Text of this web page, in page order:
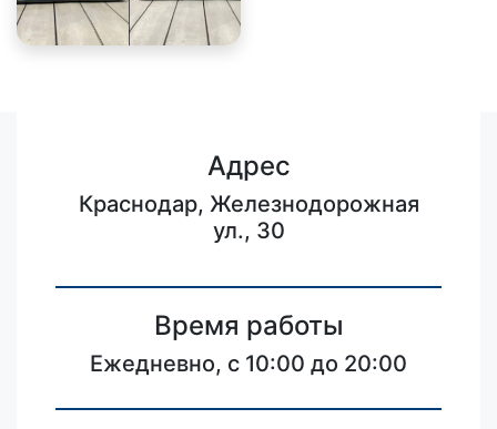
Адрес
Краснодар, Железнодорожная
ул., 30
Время работы
Ежедневно, с 10:00 до 20:00